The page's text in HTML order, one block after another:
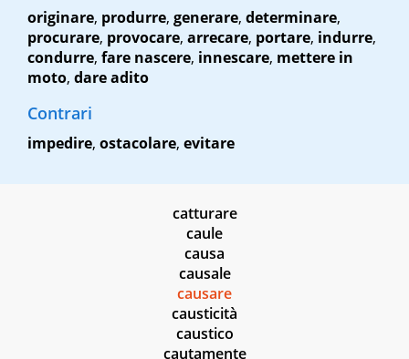
originare, produrre, generare, determinare,
procurare, provocare, arrecare, portare, indurre,
condurre, fare nascere, innescare, mettere in
moto, dare adito
Contrari
impedire, ostacolare, evitare
catturare
caule
causa
causale
causare
causticità
caustico
cautamente